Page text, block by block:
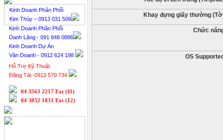
Kinh Doanh Phân Phối
Kim Thúy – 0913 031 506
Kinh Doanh Phân Phối
Danh Lăng - 091 848 0886
Kinh Doanh Dự Án
Văn Doanh - 0912 624 198
Hỗ Trợ Kỹ Thuật
Đặng Tài -0913 570 734
04 3563 2217 Ext (11)
04 3852 1831 Ext (12)
Khay đựng giấy thường
Chức
OS